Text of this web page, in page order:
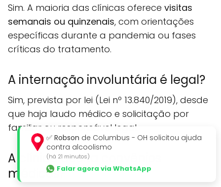
Sim. A maioria das clínicas oferece visitas
semanais ou quinzenais, com orientações
específicas durante a pandemia ou fases
críticas do tratamento.
A internação involuntária é legal?
Sim, prevista por lei (Lei nº 13.840/2019), desde
que haja laudo médico e solicitação por
familiar ou responsável legal.
A clínica aceita convênios
médicos?
✅ Robson de Columbus - OH solicitou ajuda
contra alcoolismo
(há 21 minutos)
Falar agora via WhatsApp